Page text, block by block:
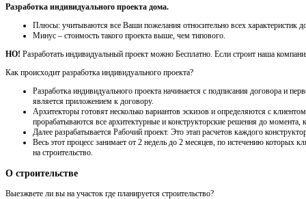
Разработка индивидуального проекта дома.
Плюсы: учитываются все Ваши пожелания относительно всех характеристик
Минус – стоимость такого проекта выше, чем типового.
НО! Разработать индивидуальный проект можно Бесплатно. Если строит наша
Как происходит разработка индивидуального проекта?
Разработка индивидуального проекта начинается с подписания договора и
является приложением к договору.
Архитекторы готовят несколько вариантов эскизов и определяются с
прорабатываются все архитектурные и конструкторские решения до момента,
Далее разрабатывается Рабочий проект. Это этап расчетов каждого
Весь этот процесс занимает от 2 недель до 2 месяцев, по истечению
на строительство.
О строительстве
Выезжвете ли вы на участок где планируется строительство?